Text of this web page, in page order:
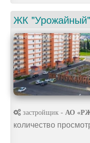
ЖК "Урожайный"
застройщик - АО
количество